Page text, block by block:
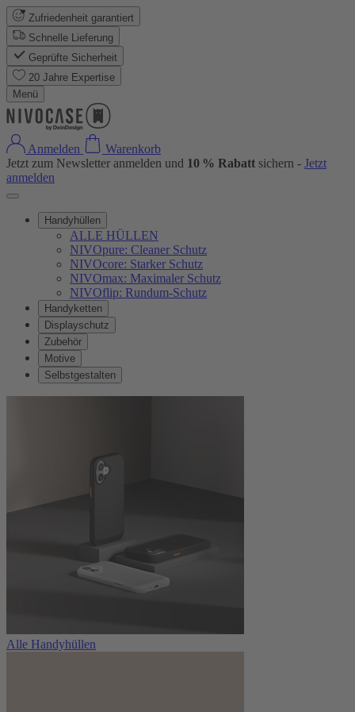
Zufriedenheit garantiert
Schnelle Lieferung
Geprüfte Sicherheit
20 Jahre Expertise
Menü
Anmelden
Warenkorb
Jetzt zum Newsletter anmelden und 10 % Rabatt sichern - Jetzt
anmelden
Handyhüllen
ALLE HÜLLEN
NIVOpure: Cleaner Schutz
NIVOcore: Starker Schutz
NIVOmax: Maximaler Schutz
NIVOflip: Rundum-Schutz
Handyketten
Displayschutz
Zubehör
Motive
Selbstgestalten
Alle Handyhüllen